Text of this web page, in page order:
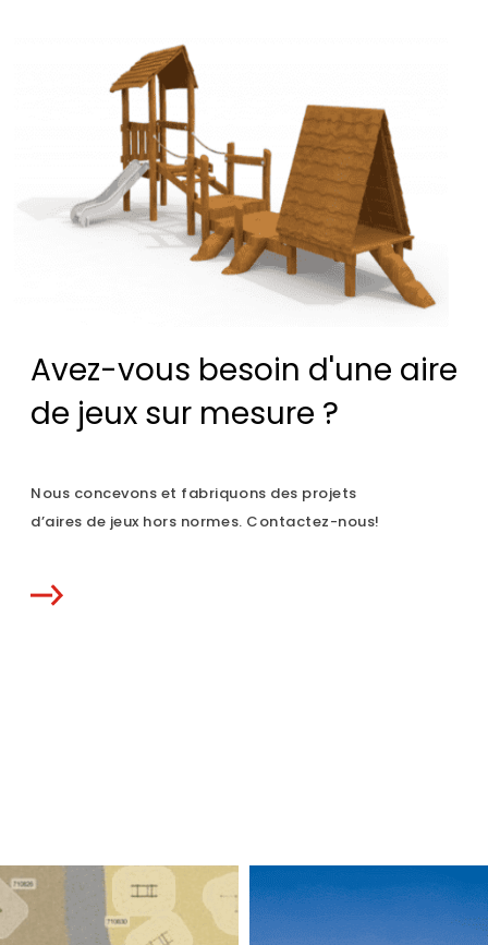
Avez-vous besoin d'une aire
de jeux sur mesure ?
Nous concevons et fabriquons des projets
d’aires de jeux hors normes. Contactez-nous!